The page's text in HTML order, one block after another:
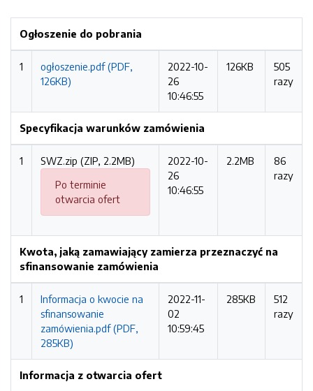
Ogłoszenie do pobrania
1
ogłoszenie.pdf (PDF,
126KB)
2022-10-
26
10:46:55
126KB
505
razy
Specyfikacja warunków zamówienia
1
SWZ.zip (ZIP, 2.2MB)
Po terminie
otwarcia ofert
2022-10-
26
10:46:55
2.2MB
86
razy
Kwota, jaką zamawiający zamierza przeznaczyć na
sfinansowanie zamówienia
1
Informacja o kwocie na
sfinansowanie
zamówienia.pdf (PDF,
285KB)
2022-11-
02
10:59:45
285KB
512
razy
Informacja z otwarcia ofert